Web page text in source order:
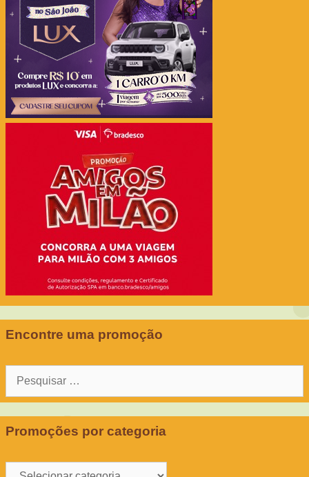
Encontre uma promoção
Pesquisar
Promoções por categoria
Promoções